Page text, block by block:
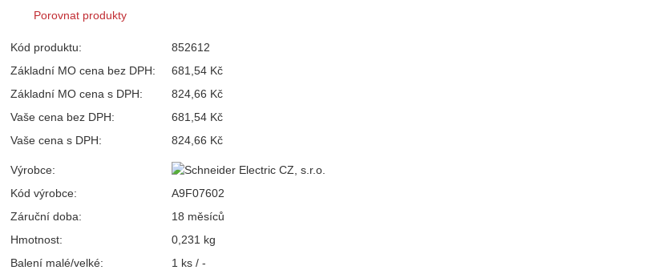
Porovnat produkty
Kód produktu:
852612
Základní MO cena bez DPH:
681,54 Kč
Základní MO cena s DPH:
824,66 Kč
Vaše cena bez DPH:
681,54 Kč
Vaše cena s DPH:
824,66 Kč
Výrobce:
Kód výrobce:
A9F07602
Záruční doba:
18 měsíců
Hmotnost:
0,231 kg
Balení malé/velké:
1 ks / -